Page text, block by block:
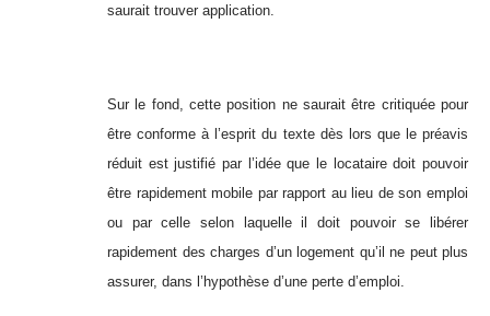
saurait trouver application.
Sur le fond, cette position ne saurait être critiquée pour
être conforme à l’esprit du texte dès lors que le préavis
réduit est justifié par l’idée que le locataire doit pouvoir
être rapidement mobile par rapport au lieu de son emploi
ou par celle selon laquelle il doit pouvoir se libérer
rapidement des charges d’un logement qu’il ne peut plus
assurer, dans l’hypothèse d’une perte d’emploi.